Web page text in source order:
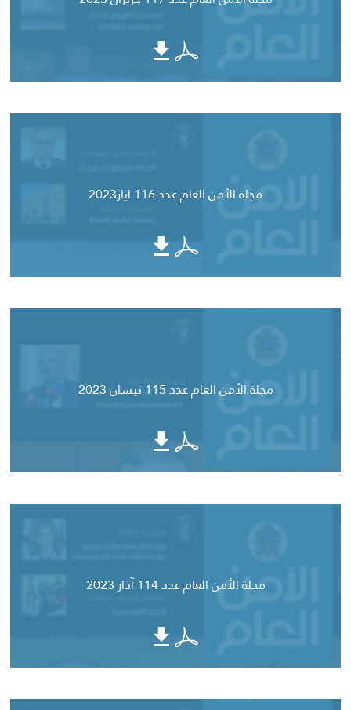
مجلة الأمن العام عدد 116 ايار2023
مجلة الأمن العام عدد 115 نيسان 2023
مجلة الأمن العام عدد 114 آذار 2023